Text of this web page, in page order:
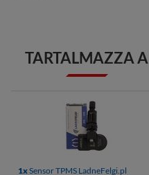
TARTALMAZZA A
1xSensor TPMS LadneFelgi.pl